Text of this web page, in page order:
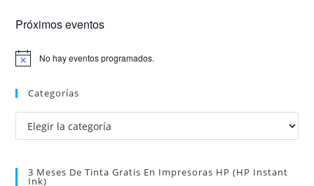
Próximos eventos
A
s
No hay eventos programados.
Categorías
Categorías
3 Meses De Tinta Gratis En Impresoras HP (HP Instant
Ink)